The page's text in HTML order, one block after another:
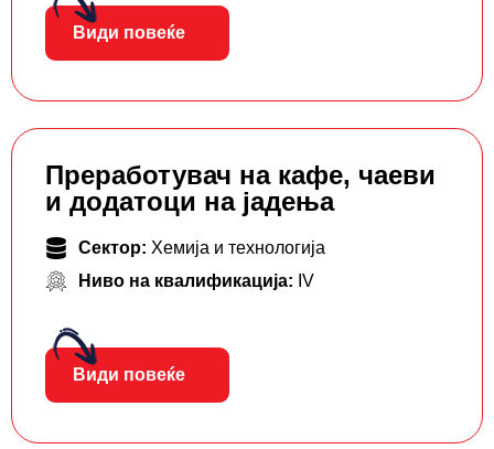
Види повеќе
Преработувач на кафе, чаеви
и додатоци на јадења
Сектор: Хемија и технологија
Ниво на квалификација: IV
Види повеќе